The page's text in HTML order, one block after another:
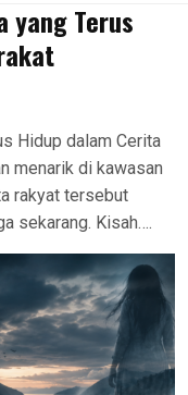
yang Terus
Hidup dalam Cerita
menarik di kawasan
rakyat tersebut
sekarang. Kisah….